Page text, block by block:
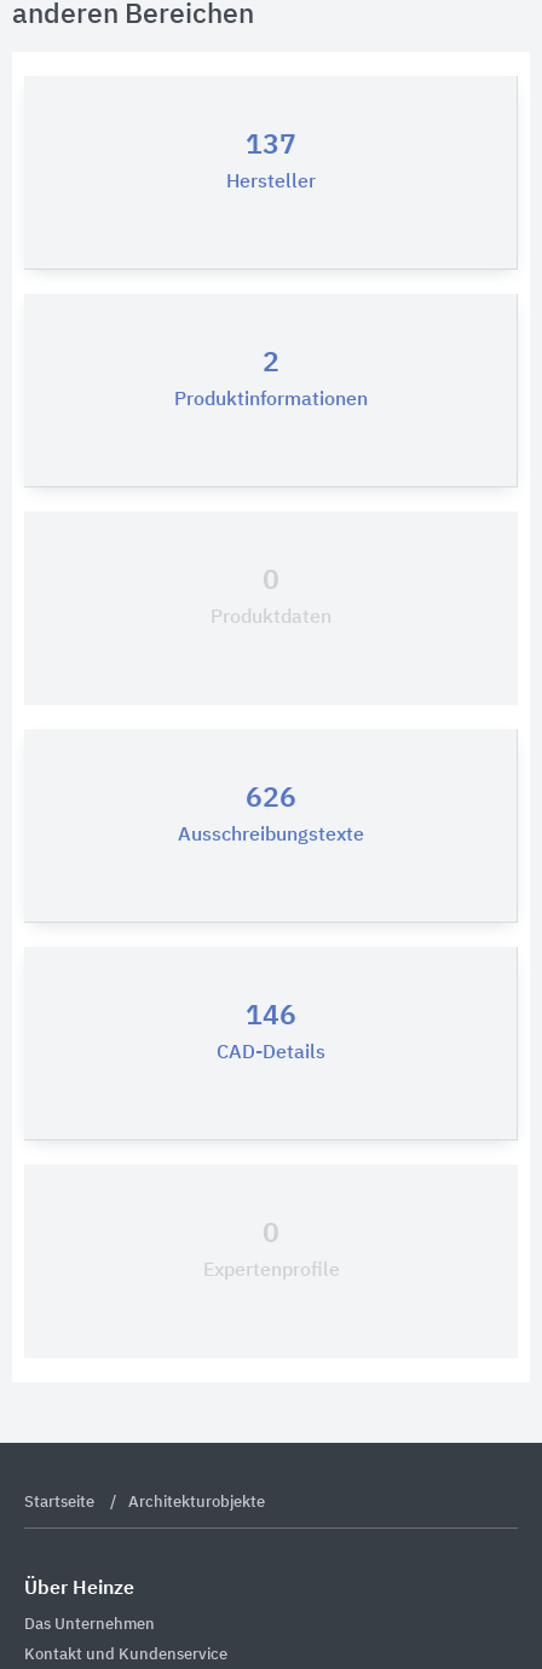
anderen Bereichen
137
Hersteller
2
Produktinformationen
0
Produktdaten
626
Ausschreibungstexte
146
CAD-Details
0
Expertenprofile
Startseite Architekturobjekte
Über Heinze
Das Unternehmen
Kontakt und Kundenservice